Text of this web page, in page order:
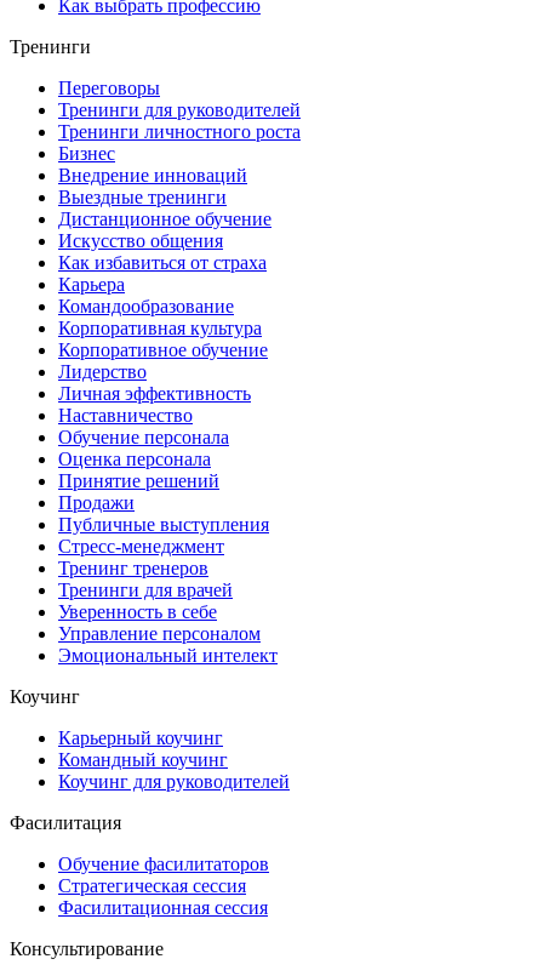
Как выбрать профессию
Тренинги
Переговоры
Тренинги для руководителей
Тренинги личностного роста
Бизнес
Внедрение инноваций
Выездные тренинги
Дистанционное обучение
Искусство общения
Как избавиться от страха
Карьера
Командообразование
Корпоративная культура
Корпоративное обучение
Лидерство
Личная эффективность
Наставничество
Обучение персонала
Оценка персонала
Принятие решений
Продажи
Публичные выступления
Стресс-менеджмент
Тренинг тренеров
Тренинги для врачей
Уверенность в себе
Управление персоналом
Эмоциональный интелект
Коучинг
Карьерный коучинг
Командный коучинг
Коучинг для руководителей
Фасилитация
Обучение фасилитаторов
Стратегическая сессия
Фасилитационная сессия
Консультирование